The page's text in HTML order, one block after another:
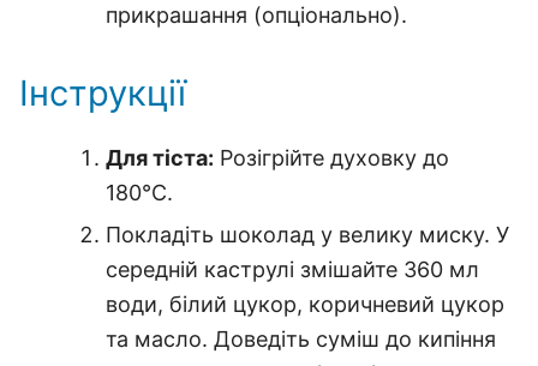
прикрашання (опціонально).
Інструкції
Для тіста: Розігрійте духовку до
180°C.
Покладіть шоколад у велику миску. У
середній каструлі змішайте 360 мл
води, білий цукор, коричневий цукор
та масло. Доведіть суміш до кипіння